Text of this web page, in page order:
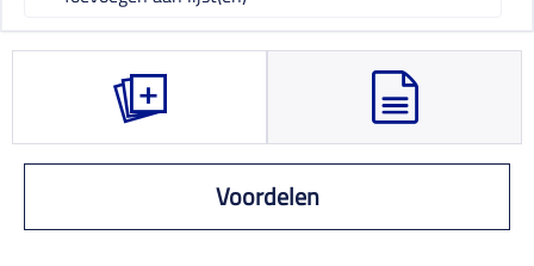
Voordelen